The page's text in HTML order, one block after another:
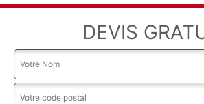
DEVIS